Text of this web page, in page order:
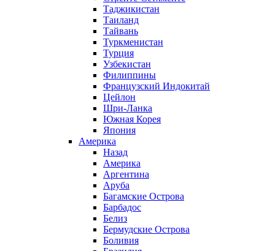
Таджикистан
Таиланд
Тайвань
Туркменистан
Турция
Узбекистан
Филиппины
Французский Индокитай
Цейлон
Шри-Ланка
Южная Корея
Япония
Америка
Назад
Америка
Аргентина
Аруба
Багамские Острова
Барбадос
Белиз
Бермудские Острова
Боливия